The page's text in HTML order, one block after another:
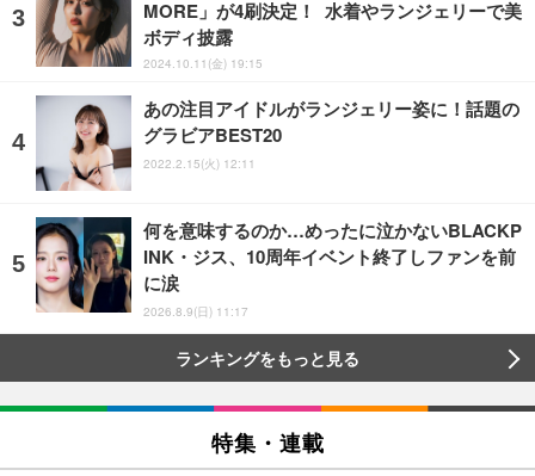
MORE」が4刷決定！ 水着やランジェリーで美
ボディ披露
2024.10.11(金) 19:15
あの注目アイドルがランジェリー姿に！話題の
グラビアBEST20
2022.2.15(火) 12:11
何を意味するのか…めったに泣かないBLACKP
INK・ジス、10周年イベント終了しファンを前
に涙
2026.8.9(日) 11:17
ランキングをもっと見る
特集・連載